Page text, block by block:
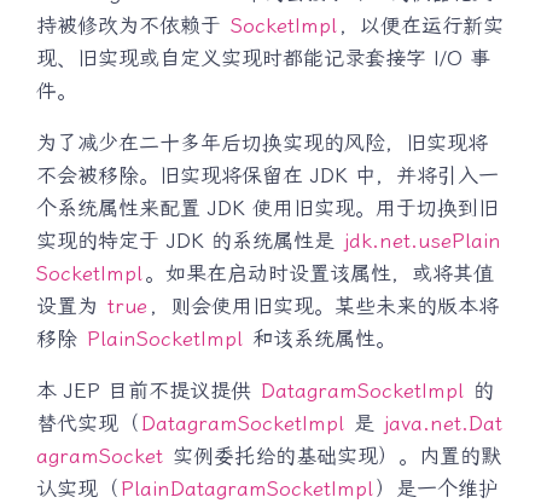
持被修改为不依赖于 SocketImpl ，以便在运行新实
现、旧实现或自定义实现时都能记录套接字 I/O 事
件。
为了减少在二十多年后切换实现的风险，旧实现将
不会被移除。旧实现将保留在 JDK 中，并将引入一
个系统属性来配置 JDK 使用旧实现。用于切换到旧
实现的特定于 JDK 的系统属性是 jdk.net.usePlain
SocketImpl。如果在启动时设置该属性，或将其值
设置为 true ，则会使用旧实现。某些未来的版本将
移除 PlainSocketImpl 和该系统属性。
本 JEP 目前不提议提供 DatagramSocketImpl 的
替代实现（ DatagramSocketImpl 是 java.net.Dat
agramSocket 实例委托给的基础实现）。内置的默
认实现（ PlainDatagramSocketImpl ）是一个维护